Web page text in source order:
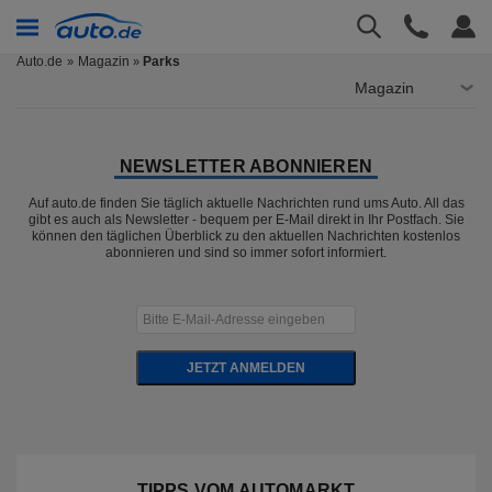
Auto.de Magazin » Parks
Magazin
NEWSLETTER ABONNIEREN
Auf auto.de finden Sie täglich aktuelle Nachrichten rund ums Auto. All das
gibt es auch als Newsletter - bequem per E-Mail direkt in Ihr Postfach. Sie
können den täglichen Überblick zu den aktuellen Nachrichten kostenlos
abonnieren und sind so immer sofort informiert.
JETZT ANMELDEN